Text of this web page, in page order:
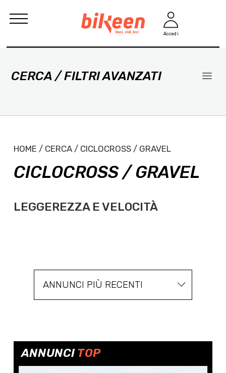
Accedi
CERCA / FILTRI AVANZATI
HOME / CERCA / CICLOCROSS / GRAVEL
CICLOCROSS / GRAVEL
LEGGEREZZA E VELOCITÀ
ANNUNCI PIÙ RECENTI
ANNUNCI TOP